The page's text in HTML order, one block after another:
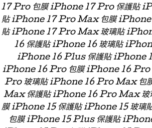
17 Pro 包膜 iPhone 17 Pro 保護貼
貼 iPhone 17 Pro Max 包膜
貼 iPhone 17 Pro Max 玻璃貼
16 保護貼 iPhone 16 玻璃貼
iPhone 16 Plus 保護貼 iPhone
iPhone 16 Pro 包膜 iPhone 16 Pro
Pro 玻璃貼 iPhone 16 Pro Max 包
Max 保護貼 iPhone 16 Pro Max 玻
膜 iPhone 15 保護貼 iPhone 15 玻
包膜 iPhone 15 Plus 保護貼